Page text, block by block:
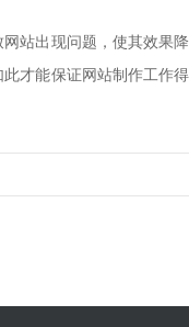
出现问题，使其效果
才能保证网站制作工作